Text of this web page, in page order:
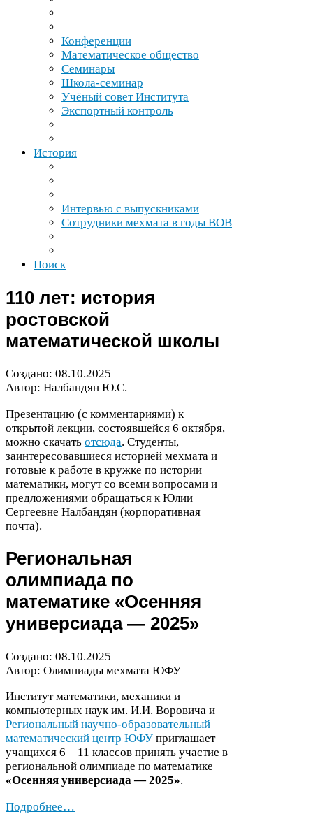
Конференции
Математическое общество
Семинары
Школа-​семинар
Учёный совет Института
Экспортный контроль
История
Интервью с выпускниками
Сотрудники мехмата в годы ВОВ
Поиск
110 лет: история
ростовской
математической школы
Создано: 08.10.2025
Автор: Налбандян Ю.С.
Презентацию (с комментариями) к
открытой лекции, состоявшейся 6 октября,
можно скачать отсюда. Студенты,
заинтересовавшиеся историей мехмата и
готовые к работе в кружке по истории
математики, могут со всеми вопросами и
предложениями обращаться к Юлии
Сергеевне Налбандян (корпоративная
почта).
Региональная
олимпиада по
математике «Осенняя
универсиада — 2025»
Создано: 08.10.2025
Автор: Олимпиады мехмата ЮФУ
Институт математики, механики и
компьютерных наук им. И.И. Воровича и
Региональный научно-​образовательный
математический центр ЮФУ приглашает
учащихся 6 – 11 классов принять участие в
региональной олимпиаде по математике
«Осенняя универсиада —2025».
Подробнее…